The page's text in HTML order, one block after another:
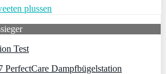
plussen
PerfectCare Dampfbügelstation